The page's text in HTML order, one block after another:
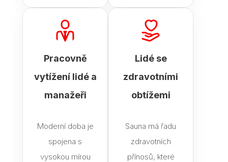
Pracovně
vytížení lidé a
manažeři
Moderní doba je
spojena s
vysokou mírou
Lidé se
zdravotními
obtížemi
Sauna má řadu
zdravotních
přínosů, které